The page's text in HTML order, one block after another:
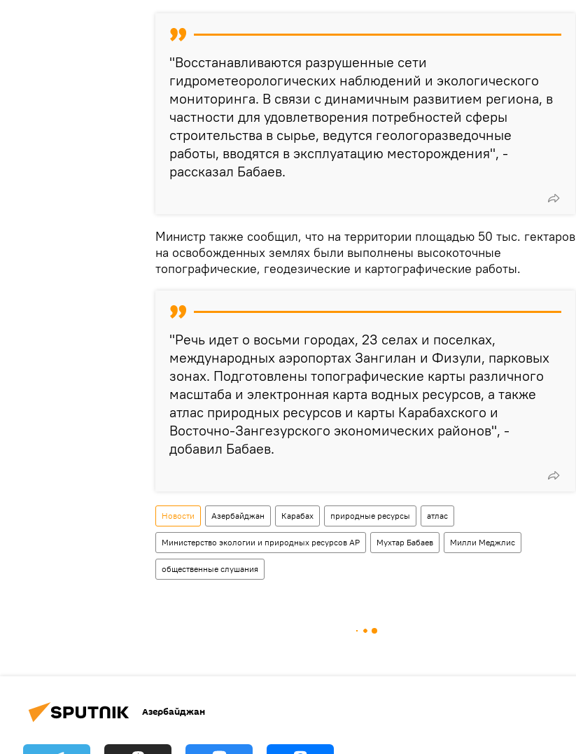
"Восстанавливаются разрушенные сети
гидрометеорологических наблюдений и экологического
мониторинга. В связи с динамичным развитием региона, в
частности для удовлетворения потребностей сферы
строительства в сырье, ведутся геологоразведочные
работы, вводятся в эксплуатацию месторождения", -
рассказал Бабаев.
Министр также сообщил, что на территории площадью 50 тыс. гектаров
на освобожденных землях были выполнены высокоточные
топографические, геодезические и картографические работы.
"Речь идет о восьми городах, 23 селах и поселках,
международных аэропортах Зангилан и Физули, парковых
зонах. Подготовлены топографические карты различного
масштаба и электронная карта водных ресурсов, а также
атлас природных ресурсов и карты Карабахского и
Восточно-Зангезурского экономических районов", -
добавил Бабаев.
Новости Азербайджан Карабах природные ресурсы атлас
Министерство экологии и природных ресурсов АР Мухтар Бабаев Милли Меджлис
общественные слушания
Азербайджан